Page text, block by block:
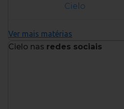
Cielo
Ver mais matérias
Cielo nas redes sociais